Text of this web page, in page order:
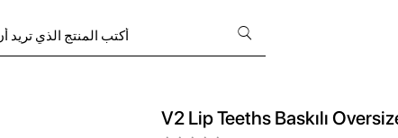
V2 Lip Teeths Baskılı